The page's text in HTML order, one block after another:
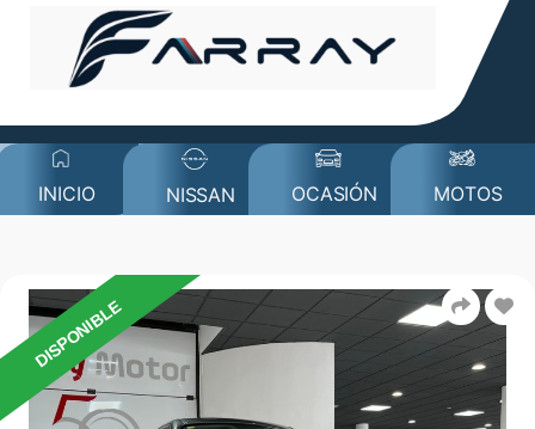
INICIO NISSAN OCASIÓN MOTOS
DISPONIBLE